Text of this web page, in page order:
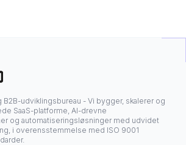
B2B-udviklingsbureau - Vi bygger, skalerer og
SaaS-platforme, AI-drevne
og automatiseringsløsninger med udvidet
i overensstemmelse med ISO 9001